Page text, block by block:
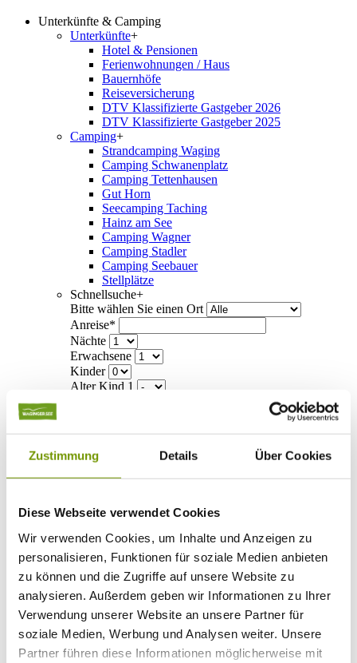
Zustimmung Details Über Cookies
Diese Webseite verwendet Cookies
Wir verwenden Cookies, um Inhalte und Anzeigen zu
personalisieren, Funktionen für soziale Medien anbieten
zu können und die Zugriffe auf unsere Website zu
analysieren. Außerdem geben wir Informationen zu Ihrer
Verwendung unserer Website an unsere Partner für
soziale Medien, Werbung und Analysen weiter. Unsere
Partner führen diese Informationen möglicherweise mit
Unterkünfte & Camping
Unterkünfte+
Hotel & Pensionen
Ferienwohnungen / Haus
Bauernhöfe
Reiseversicherung
DTV Klassifizierte Gastgeber 2026
DTV Klassifizierte Gastgeber 2025
Camping+
Strandcamping Waging
Camping Schwanenplatz
Camping Tettenhausen
Gut Horn
Seecamping Taching
Hainz am See
Camping Wagner
Camping Stadler
Camping Seebauer
Stellplätze
Schnellsuche+
Bitte wählen Sie einen Ort
Anreise*
Nächte
Erwachsene
Kinder
Alter Kind 1
Alter Kind 4
* Plichtfeld
Info
Ihr Urlaub bei uns+
Anreise
ÖPNV
Mobilität
Klassifizierung
Gästekarte
Datenschutzerklärung IRS18
AGB
Veranstaltungen+
Veranstaltungskalender